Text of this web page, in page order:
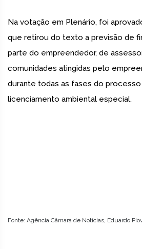
Na votação em Plenário, foi
que retirou do texto a previsão de
parte do empreendedor, de
comunidades atingidas pelo
durante todas as fases do
licenciamento ambiental especial.
Fonte: Agência Câmara de Notícias, Eduardo